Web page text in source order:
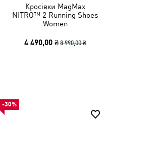
Кросівки MagMax
NITRO™ 2 Running Shoes
Women
4 490,00 ₴ 8 990,00 ₴
-30%